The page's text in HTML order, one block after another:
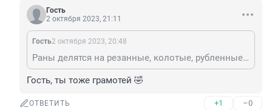
Гость
2 октября 2023, 21:11
Гость2 октября 2023, 20:48
Раны делятся на резанные, колотые, рубленные, огнестрельные... Проникающие и не проникающие ранения.
Гость, ты тоже грамотей 🤣
ОТВЕТИТЬ +1 –0